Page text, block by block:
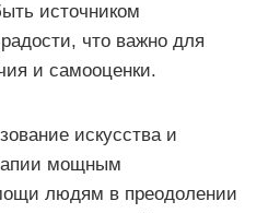
источником
что важно для
и самооценки.
искусства и
мощным
людям в преодолении